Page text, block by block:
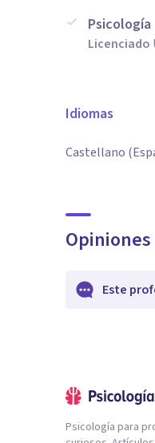
Psicología
Licenciado
Idiomas
Castellano
Opiniones
Este
Psicología para